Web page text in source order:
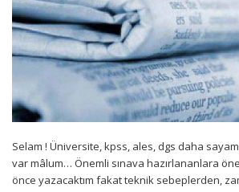
Selam ! Üniversite, kpss, ales, dgs daha
var mâlum… Önemli sınava hazırlananlara
önce yazacaktım fakat teknik sebeplerden,